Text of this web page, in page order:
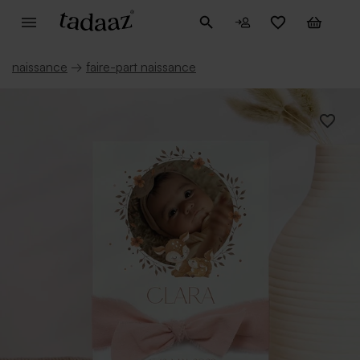
naissance → faire-part naissance